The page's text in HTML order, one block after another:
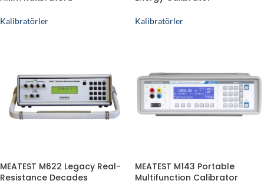
Kalibratörler Kalibratörler
MEATEST M622 Legacy Real-
Resistance Decades
MEATEST M143 Portable
Multifunction Calibrator